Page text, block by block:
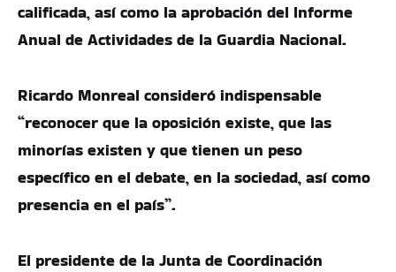
calificada, así como la aprobación del Informe
Anual de Actividades de la Guardia Nacional.
Ricardo Monreal consideró indispensable
“reconocer que la oposición existe, que las
minorías existen y que tienen un peso
específico en el debate, en la sociedad, así como
presencia en el país”.
El presidente de la Junta de Coordinación